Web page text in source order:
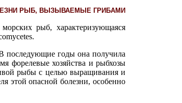
РЫБ, ВЫЗЫВАЕМЫЕ ГРИБАМИ
рыб, характеризующаяся
последующие годы она получила
форелевые хозяйства и рыбхозы
рыбы с целью выращивания и
этой опасной болезни, особенно